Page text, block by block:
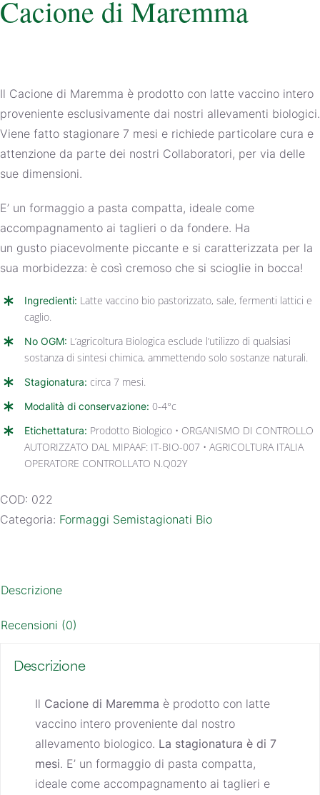
Cacione di Maremma
Il Cacione di Maremma è prodotto con latte vaccino intero
proveniente esclusivamente dai nostri allevamenti biologici.
Viene fatto stagionare 7 mesi e richiede particolare cura e
attenzione da parte dei nostri Collaboratori, per via delle
sue dimensioni.
E’ un formaggio a pasta compatta, ideale come
accompagnamento ai taglieri o da fondere. Ha
un gusto piacevolmente piccante e si caratterizzata per la
sua morbidezza: è così cremoso che si scioglie in bocca!
Ingredienti: Latte vaccino bio pastorizzato, sale, fermenti lattici e
caglio.
No OGM: L’agricoltura Biologica esclude l’utilizzo di qualsiasi
sostanza di sintesi chimica, ammettendo solo sostanze naturali.
Stagionatura: circa 7 mesi.
Modalità di conservazione: 0-4°c
Etichettatura: Prodotto Biologico • ORGANISMO DI CONTROLLO
AUTORIZZATO DAL MIPAAF: IT-BIO-007 • AGRICOLTURA ITALIA
OPERATORE CONTROLLATO N.Q02Y
COD: 022
Categoria: Formaggi Semistagionati Bio
Descrizione
Recensioni (0)
Descrizione
Il Cacione di Maremma è prodotto con latte
vaccino intero proveniente dal nostro
allevamento biologico. La stagionatura è di 7
mesi. E’ un formaggio di pasta compatta,
ideale come accompagnamento ai taglieri e